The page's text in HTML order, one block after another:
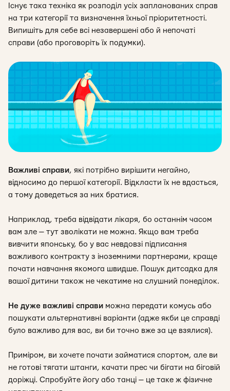
Існує така техніка як розподіл усіх запланованих справ
на три категорії та визначення їхньої пріоритетності.
Випишіть для себе всі незавершені або й непочаті
справи (або проговоріть їх подумки).
Важливі справи, які потрібно вирішити негайно,
відносимо до першої категорії. Відкласти їх не вдасться,
а тому доведеться за них братися.
Наприклад, треба відвідати лікаря, бо останнім часом
вам зле — тут зволікати не можна. Якщо вам треба
вивчити японську, бо у вас невдовзі підписання
важливого контракту з іноземними партнерами, краще
почати навчання якомога швидше. Пошук дитсадка для
вашої дитини також не чекатиме на слушний понеділок.
Не дуже важливі справи можна передати комусь або
пошукати альтернативні варіанти (адже якби це справді
було важливо для вас, ви би точно вже за це взялися).
Приміром, ви хочете почати займатися спортом, але ви
не готові тягати штанги, качати прес чи бігати на біговій
доріжці. Спробуйте йогу або танці — це таке ж фізичне